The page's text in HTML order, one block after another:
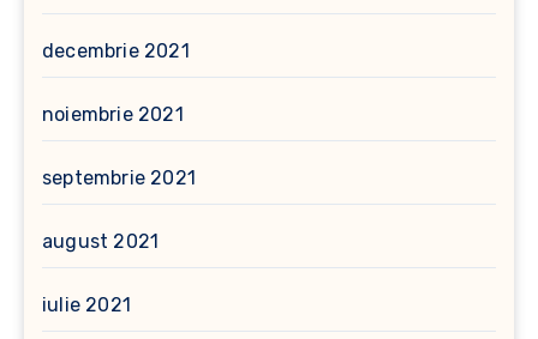
decembrie 2021
noiembrie 2021
septembrie 2021
august 2021
iulie 2021